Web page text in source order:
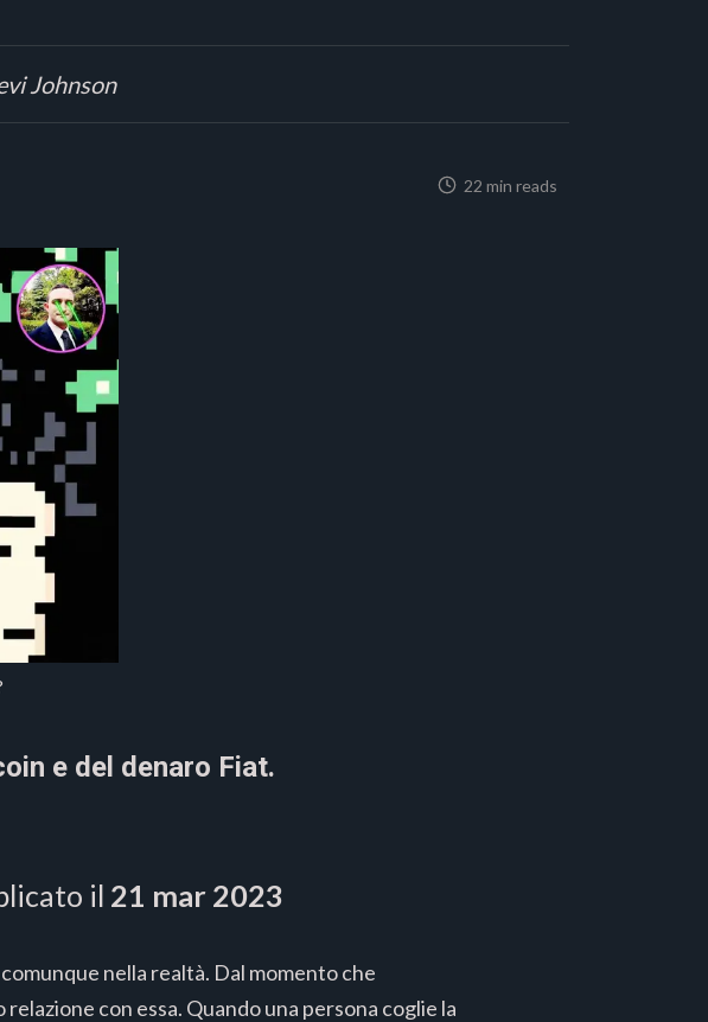
Johnson
22 min reads
e del denaro Fiat.
il 21 mar 2023
nella realtà. Dal momento che
con essa. Quando una persona coglie la